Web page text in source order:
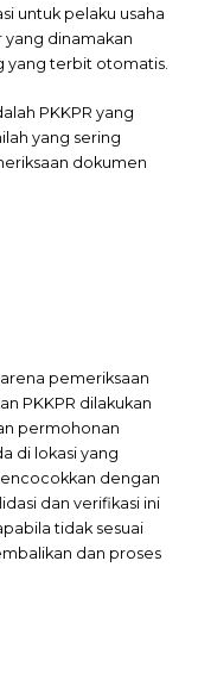
untuk pelaku usaha
yang dinamakan
yang terbit otomatis.
PKKPR yang
yang sering
dokumen
pemeriksaan
PKKPR dilakukan
permohonan
di lokasi yang
dengan
dan verifikasi ini
tidak sesuai
dan proses